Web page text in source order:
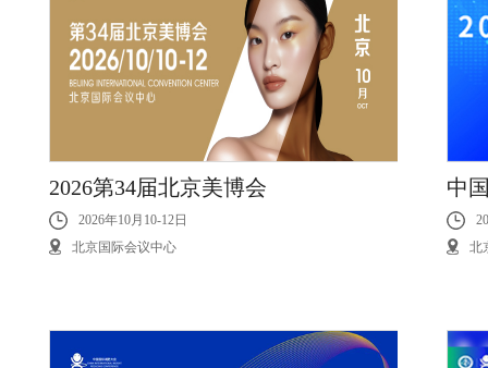
2026第34届北京美博会
2026年10月10-12日
北京国际会议中心
中
北